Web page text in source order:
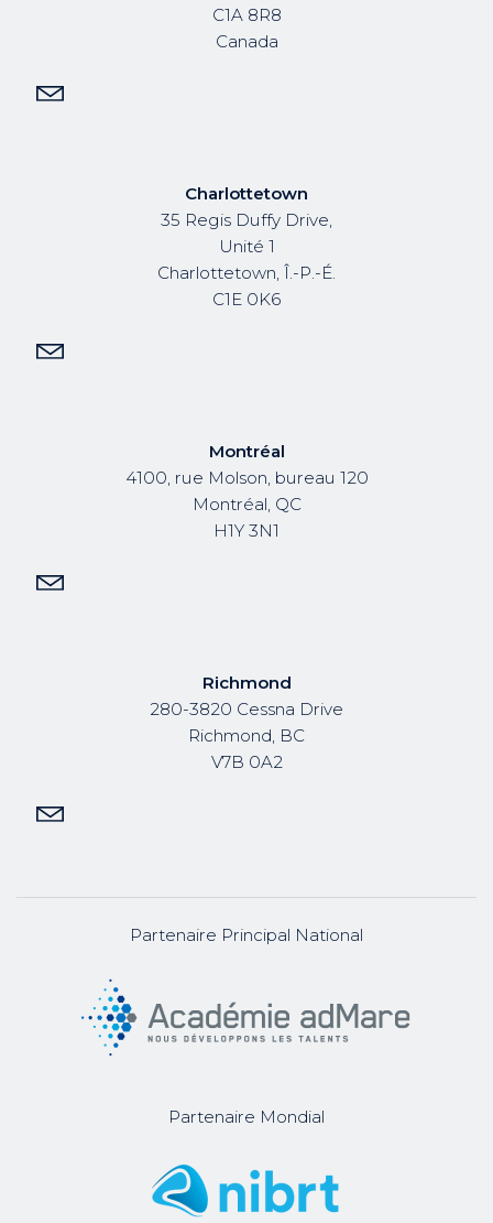
C1A 8R8
Canada
Charlottetown
35 Regis Duffy Drive,
Unité 1
Charlottetown, Î.-P.-É.
C1E 0K6
Montréal
4100, rue Molson, bureau 120
Montréal, QC
H1Y 3N1
Richmond
280-3820 Cessna Drive
Richmond, BC
V7B 0A2
Partenaire Principal National
Partenaire Mondial